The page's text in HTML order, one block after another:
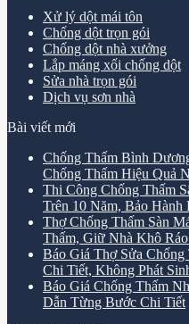
Xử lý dột mái tôn
Chống dột trọn gói
Chống dột nhà xưởng
Lắp máng xối chống dột
Sửa nhà trọn gói
Dịch vụ sơn nhà
Bài viết mới
Chống Thấm Bình
Chống Thấm Hiệu Quả
Thi Công Chống Thấm
Trên 10 Năm, Bảo Hành
Thợ Chống Thấm Sàn
Thấm, Giữ Nhà Khô
Báo Giá Thợ Sửa
Chi Tiết, Không Phát
Báo Giá Chống Thấm
Dẫn Từng Bước Chi Tiết